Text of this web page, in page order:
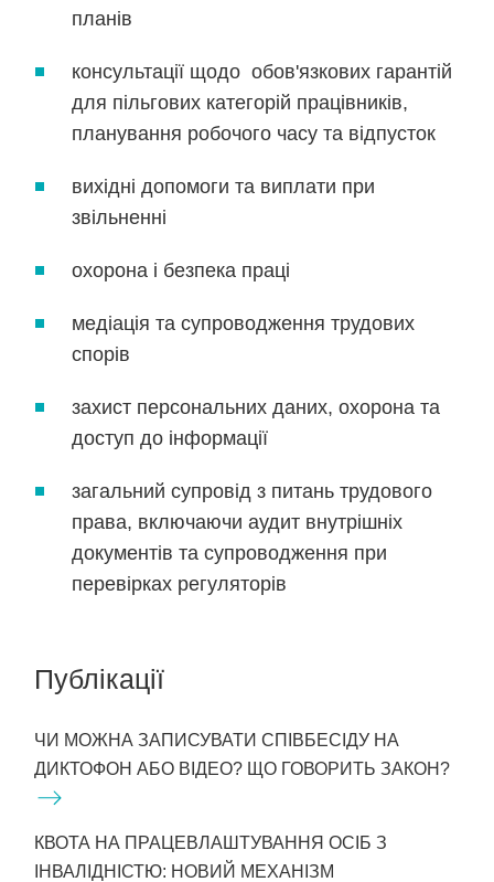
планів
консультації щодо обов'язкових гарантій
для пільгових категорій працівників,
планування робочого часу та відпусток
вихідні допомоги та виплати при
звільненні
охорона і безпека праці
медіація та супроводження трудових
спорів
захист персональних даних, охорона та
доступ до інформації
загальний супровід з питань трудового
права, включаючи аудит внутрішніх
документів та супроводження при
перевірках регуляторів
Публікації
ЧИ МОЖНА ЗАПИСУВАТИ СПІВБЕСІДУ НА
ДИКТОФОН АБО ВІДЕО? ЩО ГОВОРИТЬ ЗАКОН?
КВОТА НА ПРАЦЕВЛАШТУВАННЯ ОСІБ З
ІНВАЛІДНІСТЮ: НОВИЙ МЕХАНІЗМ